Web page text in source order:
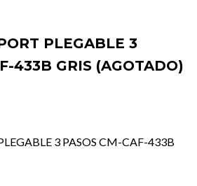
PLEGABLE 3
433B GRIS (AGOTADO)
3 PASOS CM-CAF-433B